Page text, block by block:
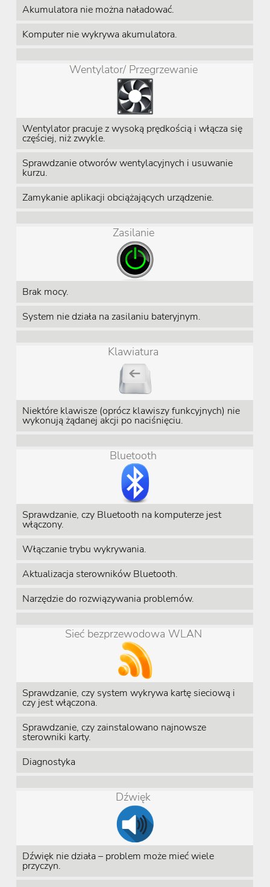
Akumulatora nie można naładować.
Komputer nie wykrywa akumulatora.
Wentylator/ Przegrzewanie
Wentylator pracuje z wysoką prędkością i włącza się
częściej, niż zwykle.
Sprawdzanie otworów wentylacyjnych i usuwanie
kurzu.
Zamykanie aplikacji obciążających urządzenie.
Zasilanie
Brak mocy.
System nie działa na zasilaniu bateryjnym.
Klawiatura
Niektóre klawisze (oprócz klawiszy funkcyjnych) nie
wykonują żądanej akcji po naciśnięciu.
Bluetooth
Sprawdzanie, czy Bluetooth na komputerze jest
włączony.
Włączanie trybu wykrywania.
Aktualizacja sterowników Bluetooth.
Narzędzie do rozwiązywania problemów.
Sieć bezprzewodowa WLAN
Sprawdzanie, czy system wykrywa kartę sieciową i
czy jest włączona.
Sprawdzanie, czy zainstalowano najnowsze
sterowniki karty.
Diagnostyka
Dźwięk
Dźwięk nie działa – problem może mieć wiele
przyczyn.